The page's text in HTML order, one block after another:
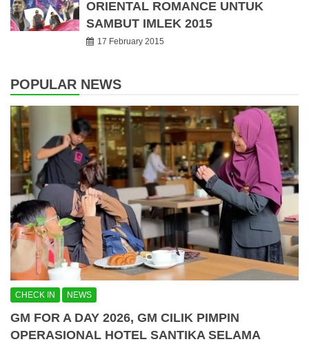
ORIENTAL ROMANCE UNTUK
SAMBUT IMLEK 2015
17 February 2015
POPULAR NEWS
CHECK IN NEWS
GM FOR A DAY 2026, GM CILIK PIMPIN
OPERASIONAL HOTEL SANTIKA SELAMA